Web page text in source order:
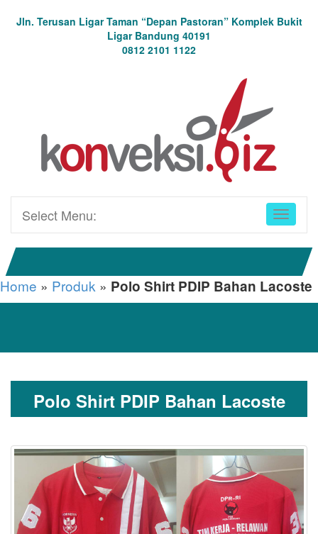
Jln. Terusan Ligar Taman “Depan Pastoran” Komplek Bukit
Ligar Bandung 40191
0812 2101 1122
Select Menu:
Home » Produk » Polo Shirt PDIP Bahan Lacoste
Polo Shirt PDIP Bahan Lacoste